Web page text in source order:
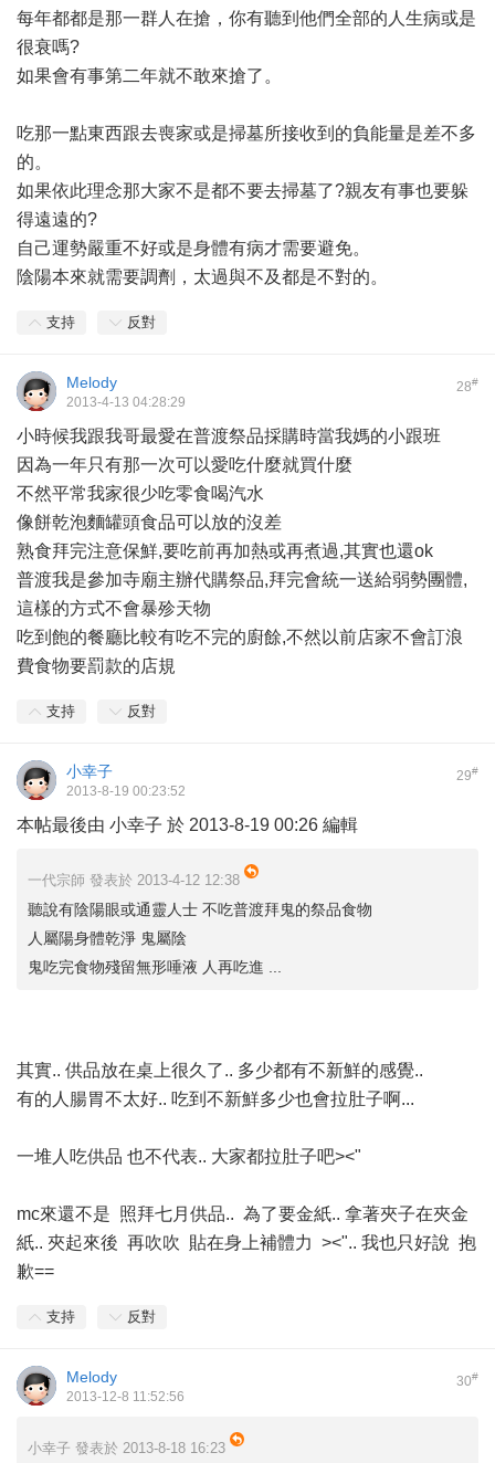
每年都都是那一群人在搶，你有聽到他們全部的人生病或是
很衰嗎?
如果會有事第二年就不敢來搶了。
吃那一點東西跟去喪家或是掃墓所接收到的負能量是差不多
的。
如果依此理念那大家不是都不要去掃墓了?親友有事也要躲
得遠遠的?
自己運勢嚴重不好或是身體有病才需要避免。
陰陽本來就需要調劑，太過與不及都是不對的。
支持 反對
28#
Melody
2013-4-13 04:28:29
小時候我跟我哥最愛在普渡祭品採購時當我媽的小跟班
因為一年只有那一次可以愛吃什麼就買什麼
不然平常我家很少吃零食喝汽水
像餅乾泡麵罐頭食品可以放的沒差
熟食拜完注意保鮮,要吃前再加熱或再煮過,其實也還ok
普渡我是參加寺廟主辦代購祭品,拜完會統一送給弱勢團體,
這樣的方式不會暴殄天物
吃到飽的餐廳比較有吃不完的廚餘,不然以前店家不會訂浪
費食物要罰款的店規
支持 反對
29#
小幸子
2013-8-19 00:23:52
本帖最後由 小幸子 於 2013-8-19 00:26 編輯
一代宗師 發表於 2013-4-12 12:38
聽說有陰陽眼或通靈人士 不吃普渡拜鬼的祭品食物
人屬陽身體乾淨 鬼屬陰
鬼吃完食物殘留無形唾液 人再吃進 ...
其實.. 供品放在桌上很久了.. 多少都有不新鮮的感覺..
有的人腸胃不太好.. 吃到不新鮮多少也會拉肚子啊...
一堆人吃供品 也不代表.. 大家都拉肚子吧><"
mc來還不是 照拜七月供品.. 為了要金紙.. 拿著夾子在夾金
紙.. 夾起來後 再吹吹 貼在身上補體力 ><".. 我也只好說 抱
歉==
支持 反對
30#
Melody
2013-12-8 11:52:56
小幸子 發表於 2013-8-18 16:23